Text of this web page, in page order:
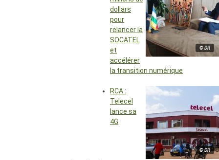
© DR
dollars
pour
relancer la
SOCATEL
et
accélérer
la transition numérique
© DR
RCA :
Telecel
lance sa
4G